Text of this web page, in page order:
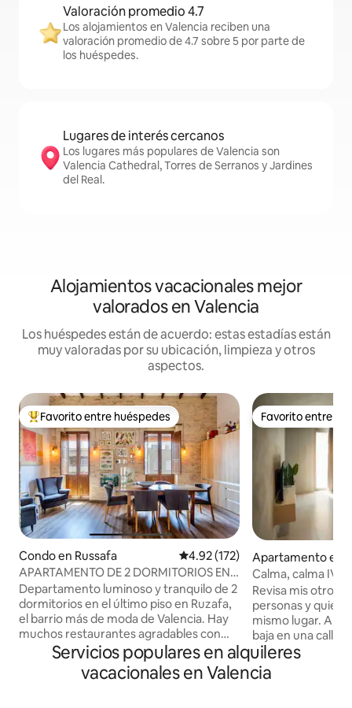
Valoración promedio 4.7
Los alojamientos en Valencia reciben una
valoración promedio de 4.7 sobre 5 por parte de
los huéspedes.
Lugares de interés cercanos
Los lugares más populares de Valencia son
Valencia Cathedral, Torres de Serranos y Jardines
del Real.
Alojamientos vacacionales mejor
valorados en Valencia
Los huéspedes están de acuerdo: estas estadías están
muy valoradas por su ubicación, limpieza y otros
aspectos.
Favorito entre huéspedes preferido
Favorito entre huéspedes
Condo en Russafa Calificación promedio: 4.92 de
4.92 (172)
APARTAMENTO DE 2 DORMITORIOS EN
PLANTA SUPERIOR ¡EN LA MODERNA
RUZAFA! AIRE ACONDICIONADO + WIFI
Departamento luminoso y tranquilo de 2
dormitorios en el último piso en Ruzafa,
el barrio más de moda de Valencia. Hay
muchos restaurantes agradables con
terrazas soleadas, galerías de arte y
tiendas a poca distancia a pie, y el lugar
está lo suficientemente cerca del centro
Favorito entre
Favorito entre
Apartamento en
a
Calma, calma IV
Revisa mis otros
personas y
mismo lugar. Apartamento en planta
baja en una calle
tranquila durante
especialmente en la
huéspedes
Servicios populares en alquileres
vacacionales en Valencia